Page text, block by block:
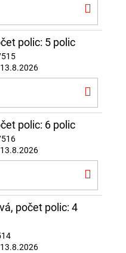
polic: 5 polic
13.8.2026
polic: 6 polic
13.8.2026
počet polic: 4
13.8.2026